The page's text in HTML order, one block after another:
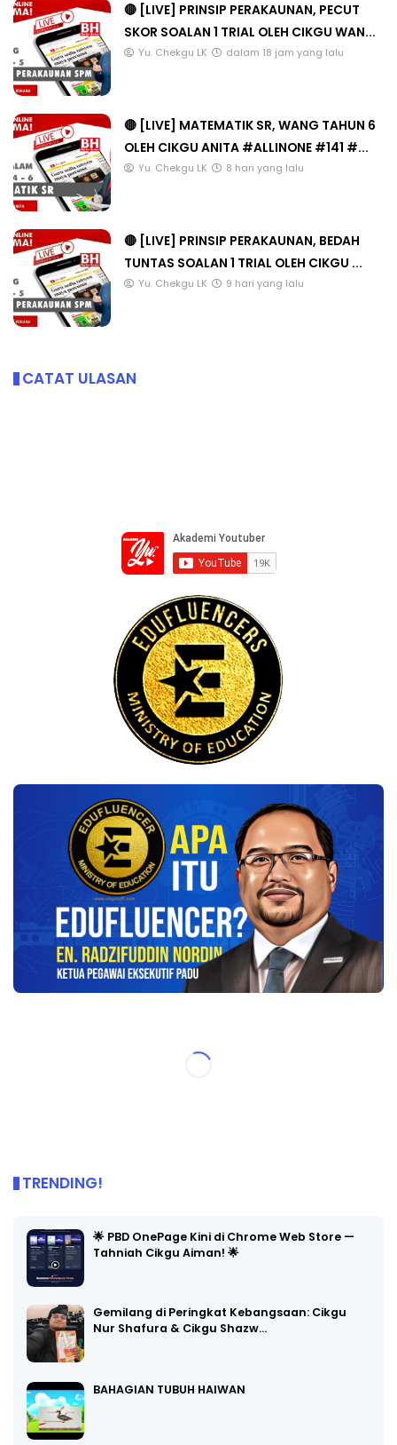
🔴 [LIVE] PRINSIP PERAKAUNAN, PECUT
SKOR SOALAN 1 TRIAL OLEH CIKGU WAN...
Yu. Chekgu LK dalam 18 jam yang lalu
🔴 [LIVE] MATEMATIK SR, WANG TAHUN 6
OLEH CIKGU ANITA #ALLINONE #141 #...
Yu. Chekgu LK 8 hari yang lalu
🔴 [LIVE] PRINSIP PERAKAUNAN, BEDAH
TUNTAS SOALAN 1 TRIAL OLEH CIKGU ...
Yu. Chekgu LK 9 hari yang lalu
CATAT ULASAN
TRENDING!
🌟 PBD OnePage Kini di Chrome Web Store —
Tahniah Cikgu Aiman! 🌟
Gemilang di Peringkat Kebangsaan: Cikgu
Nur Shafura & Cikgu Shazw…
BAHAGIAN TUBUH HAIWAN